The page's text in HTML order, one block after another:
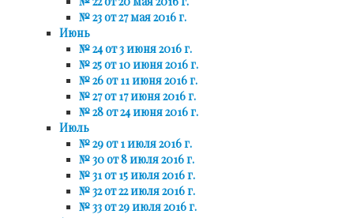
№ 23 от 27 мая 2016 г.
Июнь
№ 24 от 3 июня 2016 г.
№ 25 от 10 июня 2016 г.
№ 26 от 11 июня 2016 г.
№ 27 от 17 июня 2016 г.
№ 28 от 24 июня 2016 г.
Июль
№ 29 от 1 июля 2016 г.
№ 30 от 8 июля 2016 г.
№ 31 от 15 июля 2016 г.
№ 32 от 22 июля 2016 г.
№ 33 от 29 июля 2016 г.